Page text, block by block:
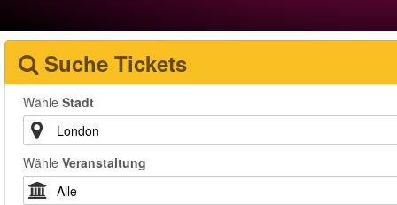
Suche Tickets
Wähle Stadt
Wähle Veranstaltung